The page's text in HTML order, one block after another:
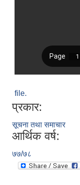
file.
प्रकार:
सूचना तथा समाचार
आर्थिक वर्ष:
७७/७८